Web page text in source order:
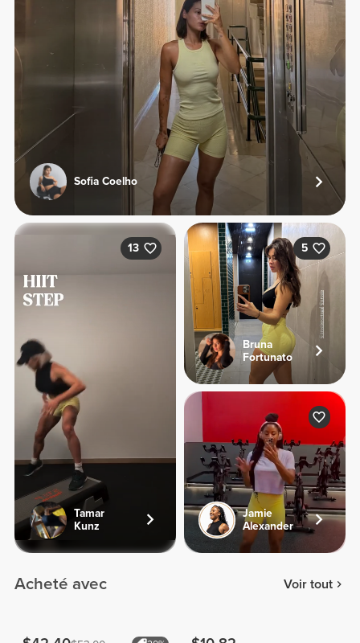
Sofia Coelho
13
Tamar
Kunz
5
Bruna
Fortunato
Jamie
Alexander
Acheté avec Voir tout